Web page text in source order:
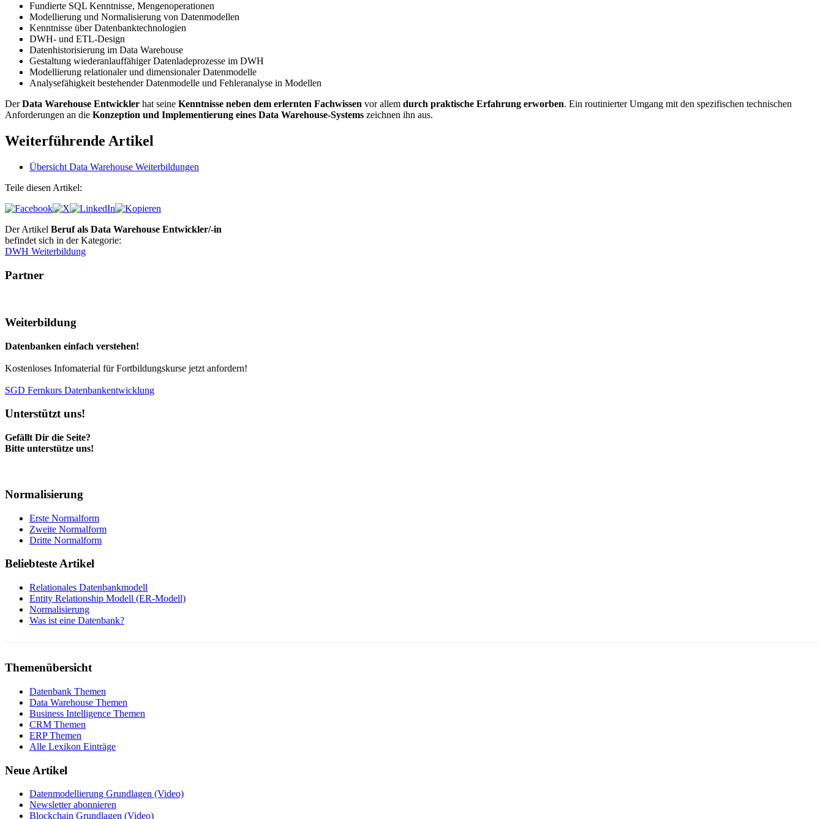
Fundierte SQL Kenntnisse, Mengenoperationen
Modellierung und Normalisierung von Datenmodellen
Kenntnisse über Datenbanktechnologien
DWH- und ETL-Design
Datenhistorisierung im Data Warehouse
Gestaltung wiederanlauffähiger Datenladeprozesse im DWH
Modellierung relationaler und dimensionaler Datenmodelle
Analysefähigkeit bestehender Datenmodelle und Fehleranalyse in Modellen
DerData Warehouse Entwickler hat seine Kenntnisse neben dem erlernten Fachwissen vor allem durch praktische Erfahrung erworben. Ein routinierter Umgang mit den spezifischen technischen
Anforderungen an die Konzeption und Implementierung eines Data Warehouse-Systems zeichnen ihn aus.
Weiterführende Artikel
Übersicht Data Warehouse Weiterbildungen
Teile diesen Artikel:
Der Artikel Beruf als Data Warehouse Entwickler/-in
befindet sich in der Kategorie:
DWH Weiterbildung
Partner
Weiterbildung
Datenbanken einfach verstehen!
Kostenloses Infomaterial für Fortbildungskurse jetzt anfordern!
SGD Fernkurs Datenbankentwicklung
Unterstützt uns!
Gefällt Dir die Seite?
Bitte unterstütze uns!
Normalisierung
Erste Normalform
Zweite Normalform
Dritte Normalform
Beliebteste Artikel
Relationales Datenbankmodell
Entity Relationship Modell (ER-Modell)
Normalisierung
Was ist eine Datenbank?
Themenübersicht
Datenbank Themen
Data Warehouse Themen
Business Intelligence Themen
CRM Themen
ERP Themen
Alle Lexikon Einträge
Neue Artikel
Datenmodellierung Grundlagen (Video)
Newsletter abonnieren
Blockchain Grundlagen (Video)